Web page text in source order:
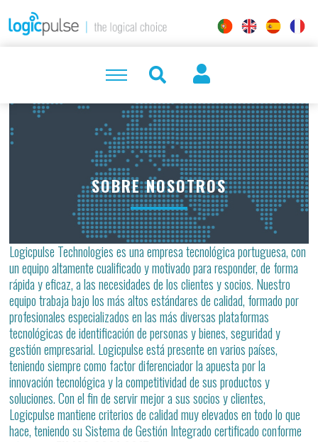
SOBRE NOSOTROS
Logicpulse Technologies es una empresa tecnológica portuguesa, con
un equipo altamente cualificado y motivado para responder, de forma
rápida y eficaz, a las necesidades de los clientes y socios. Nuestro
equipo trabaja bajo los más altos estándares de calidad, formado por
profesionales especializados en las más diversas plataformas
tecnológicas de identificación de personas y bienes, seguridad y
gestión empresarial. Logicpulse está presente en varios países,
teniendo siempre como factor diferenciador la apuesta por la
innovación tecnológica y la competitividad de sus productos y
soluciones. Con el fin de servir mejor a sus socios y clientes,
Logicpulse mantiene criterios de calidad muy elevados en todo lo que
hace, teniendo su Sistema de Gestión Integrado certificado conforme